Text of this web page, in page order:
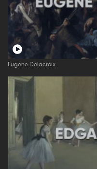
Eugene Delacroix